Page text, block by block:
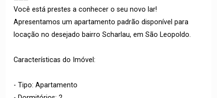
Você está prestes a conhecer o seu novo lar!
Apresentamos um apartamento padrão disponível para
locação no desejado bairro Scharlau, em São Leopoldo.
Características do Imóvel:
- Tipo: Apartamento